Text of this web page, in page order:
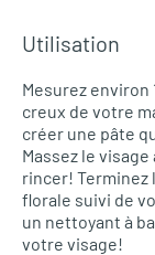
Utilisation
Mesurez environ
creux de votre
créer une pâte
Massez le
rincer! Terminez
florale suivi de
un nettoyant à
votre visage!